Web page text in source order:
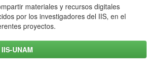
materiales y recursos digitales
por los investigadores del IIS, en el
proyectos.
UNAM